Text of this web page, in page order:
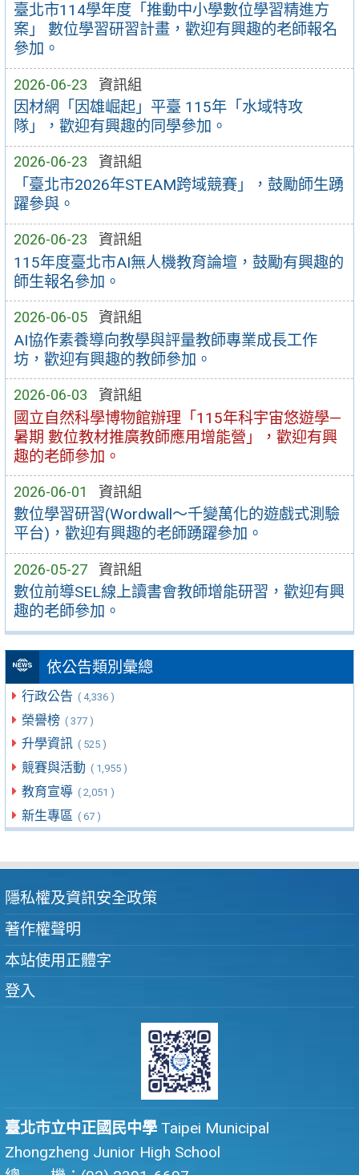
臺北市114學年度「推動中小學數位學習精進方
案」 數位學習研習計畫，歡迎有興趣的老師報名
參加。
2026-06-23 資訊組
因材網「因雄崛起」平臺 115年「水域特攻
隊」，歡迎有興趣的同學參加。
2026-06-23 資訊組
「臺北市2026年STEAM跨域競賽」，鼓勵師生踴
躍參與。
2026-06-23 資訊組
115年度臺北市AI無人機教育論壇，鼓勵有興趣的
師生報名參加。
2026-06-05 資訊組
AI協作素養導向教學與評量教師專業成長工作
坊，歡迎有興趣的教師參加。
2026-06-03 資訊組
國立自然科學博物館辦理「115年科宇宙悠遊學—
暑期 數位教材推廣教師應用增能營」，歡迎有興
趣的老師參加。
2026-06-01 資訊組
數位學習研習(Wordwall～千變萬化的遊戲式測驗
平台)，歡迎有興趣的老師踴躍參加。
2026-05-27 資訊組
數位前導SEL線上讀書會教師增能研習，歡迎有興
趣的老師參加。
依公告類別彙總
行政公告 ( 4,336 )
榮譽榜 ( 377 )
升學資訊 ( 525 )
競賽與活動 ( 1,955 )
教育宣導 ( 2,051 )
新生專區 ( 67 )
隱私權及資訊安全政策
著作權聲明
本站使用正體字
登入
臺北市立中正國民中學 Taipei Municipal
Zhongzheng Junior High School